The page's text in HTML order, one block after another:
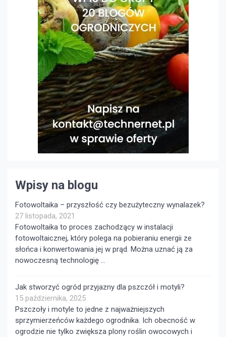
Wpisy na blogu
Fotowoltaika – przyszłość czy bezużyteczny wynalazek?
27 listopada, 2021
Fotowoltaika to proces zachodzący w instalacji
fotowoltaicznej, który polega na pobieraniu energii ze
słońca i konwertowania jej w prąd. Można uznać ją za
nowoczesną technologię …
Jak stworzyć ogród przyjazny dla pszczół i motyli?
15 października, 2025
Pszczoły i motyle to jedne z najważniejszych
sprzymierzeńców każdego ogrodnika. Ich obecność w
ogrodzie nie tylko zwiększa plony roślin owocowych i